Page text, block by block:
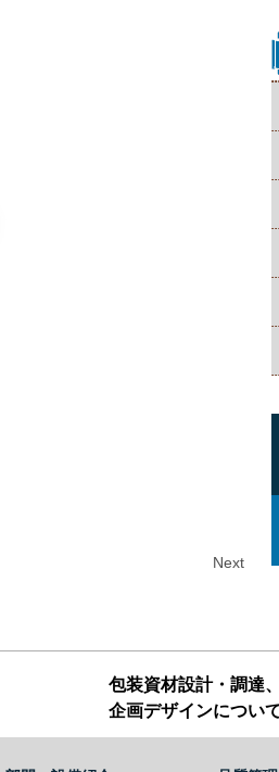
Next
包装資材設計・調達
企画デザインについ